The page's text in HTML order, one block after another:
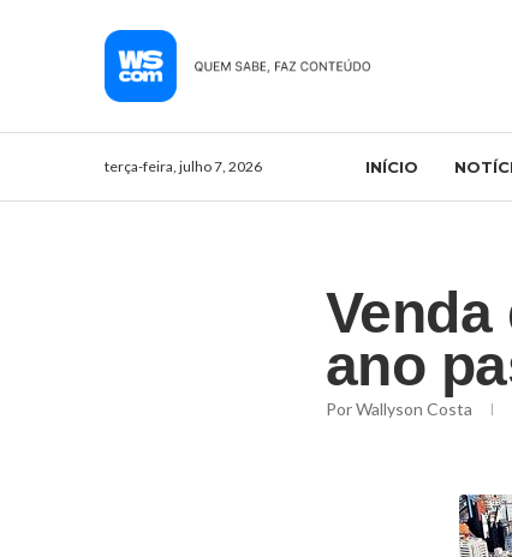
terça-feira, julho 7, 2026 INÍCIO
ano
PorWallyson Costa